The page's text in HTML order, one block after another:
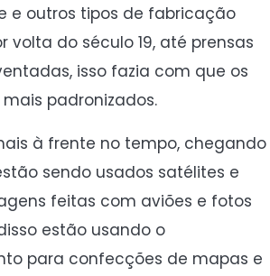
e outros tipos de fabricação
volta do século 19, até prensas
isso fazia com que os
padronizados.
à frente no tempo, chegando
sendo usados satélites e
feitas com aviões e fotos
estão usando o
para confecções de mapas e